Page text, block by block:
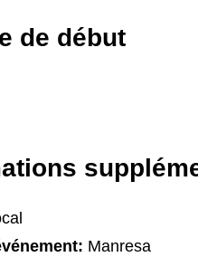
de début
Manresa